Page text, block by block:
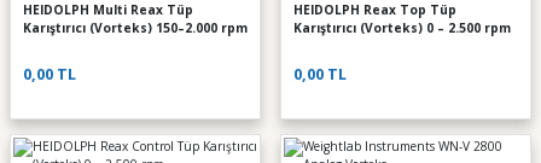
HEIDOLPH Multi Reax Tüp
Karıştırıcı (Vorteks) 150–2.000 rpm
0,00 TL
HEIDOLPH Reax Top Tüp
Karıştırıcı (Vorteks) 0 – 2.500 rpm
0,00 TL